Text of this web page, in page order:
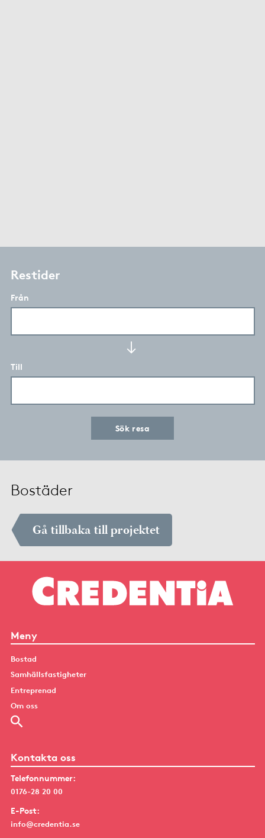
Restider
Från
Till
Sök resa
Bostäder
Gå tillbaka till projektet
Meny
Bostad
Samhällsfastigheter
Entreprenad
Om oss
Kontakta oss
Telefonnummer:
0176-28 20 00
E-Post:
info@credentia.se